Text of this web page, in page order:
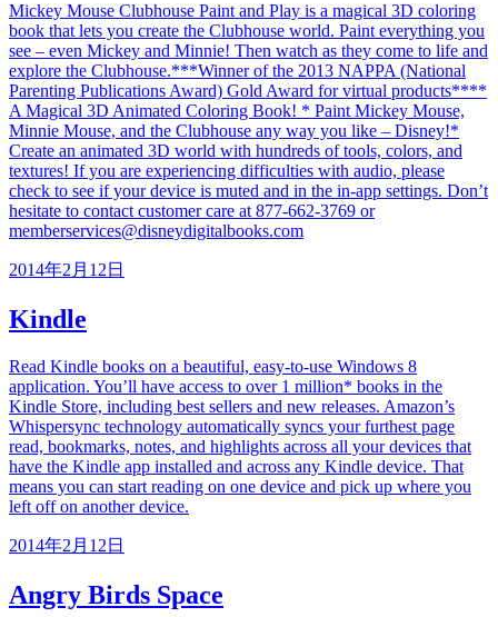
Mickey Mouse Clubhouse Paint and Play is a magical 3D coloring
book that lets you create the Clubhouse world. Paint everything you
see – even Mickey and Minnie! Then watch as they come to life and
explore the Clubhouse.***Winner of the 2013 NAPPA (National
Parenting Publications Award) Gold Award for virtual products****
A Magical 3D Animated Coloring Book! * Paint Mickey Mouse,
Minnie Mouse, and the Clubhouse any way you like – Disney!*
Create an animated 3D world with hundreds of tools, colors, and
textures! If you are experiencing difficulties with audio, please
check to see if your device is muted and in the in-app settings. Don’t
hesitate to contact customer care at 877-662-3769 or
memberservices@disneydigitalbooks.com
2014年2月12日
Kindle
Read Kindle books on a beautiful, easy-to-use Windows 8
application. You’ll have access to over 1 million* books in the
Kindle Store, including best sellers and new releases. Amazon’s
Whispersync technology automatically syncs your furthest page
read, bookmarks, notes, and highlights across all your devices that
have the Kindle app installed and across any Kindle device. That
means you can start reading on one device and pick up where you
left off on another device.
2014年2月12日
Angry Birds Space